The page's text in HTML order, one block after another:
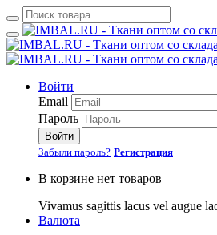
Войти
Email
Пароль
Войти
Забыли пароль? Регистрация
В корзине нет товаров
Vivamus sagittis lacus vel augue
Валюта